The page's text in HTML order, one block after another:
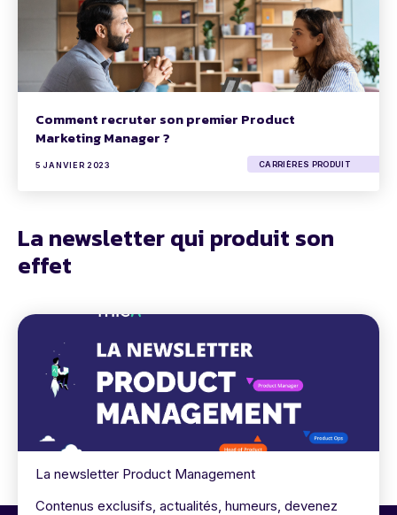
Comment recruter son premier Product
Marketing Manager ?
5 JANVIER 2023 CARRIÈRES PRODUIT
La newsletter qui produit son
effet
La newsletter Product Management
Contenus exclusifs, actualités, humeurs, devenez